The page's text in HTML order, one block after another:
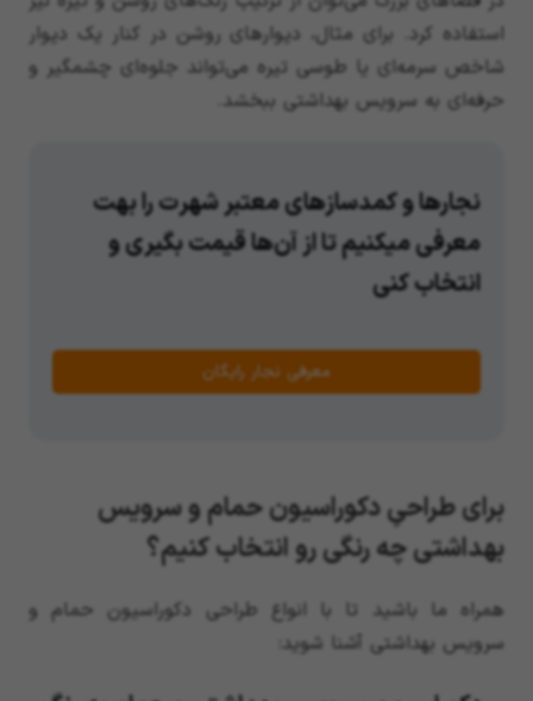
استفاده کرد. برای مثال، دیوارهای روشن در کنار یک دیوار
شاخص سرمه‌ای یا طوسی تیره می‌تواند جلوه‌ای چشمگیر و
حرفه‌ای به سرویس بهداشتی ببخشد.
نجارها و کمدسازهای معتبر شهرت را بهت
معرفی میکنیم تا از آن‌ها قیمت بگیری و
انتخاب کنی
معرفی نجار رایگان
برای طراحیِ دکوراسیون حمام و سرویس
بهداشتی چه رنگی رو انتخاب کنیم؟
همراه ما باشید تا با انواع طراحی دکوراسیون حمام و
سرویس بهداشتی آشنا شوید: